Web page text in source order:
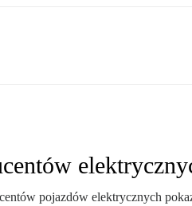
pojazdów elektrycznych